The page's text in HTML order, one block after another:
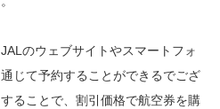
のウェブサイトやスマートフォ
じて予約することができるでござ
ることで、割引価格で航空券を購